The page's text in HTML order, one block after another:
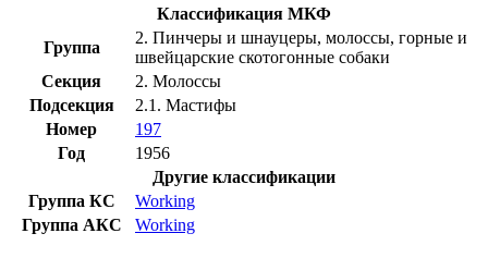
Классификация МКФ
Группа
2. Пинчеры и шнауцеры, молоссы, горные и
швейцарские скотогонные собаки
Секция
2. Молоссы
Подсекция
2.1. Мастифы
Номер
197
Год
1956
Другие классификации
Группа КС
Working
Группа АКС Working